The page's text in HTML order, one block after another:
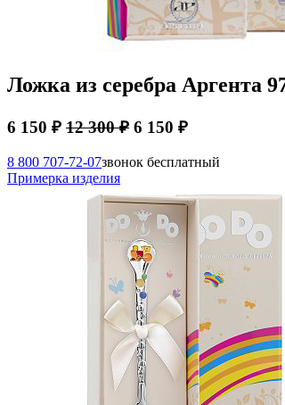
Ложка из серебра Аргента
6 150 ₽ 12 300 ₽ 6 150 ₽
8 800 707-72-07звонок бесплатный
Примерка изделия